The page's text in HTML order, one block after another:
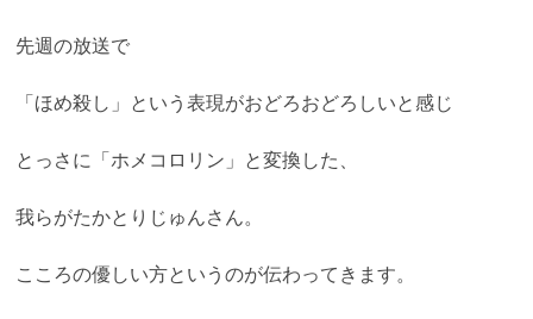
先週の放送で
「ほめ殺し」という表現がおどろおどろしいと感じ
とっさに「ホメコロリン」と変換した、
我らがたかとりじゅんさん。
こころの優しい方というのが伝わってきます。